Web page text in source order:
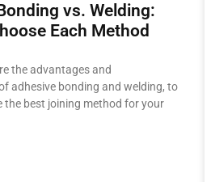
vs. Welding:
Each Method
the advantages and
adhesive bonding and welding, to
the best joining method for your